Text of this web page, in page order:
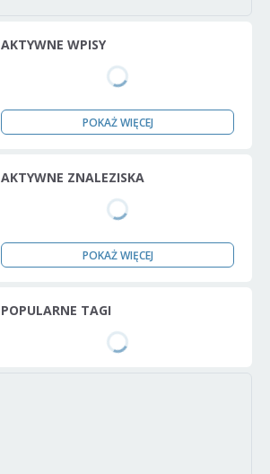
AKTYWNE WPISY
POKAŻ WIĘCEJ
AKTYWNE ZNALEZISKA
POKAŻ WIĘCEJ
POPULARNE TAGI